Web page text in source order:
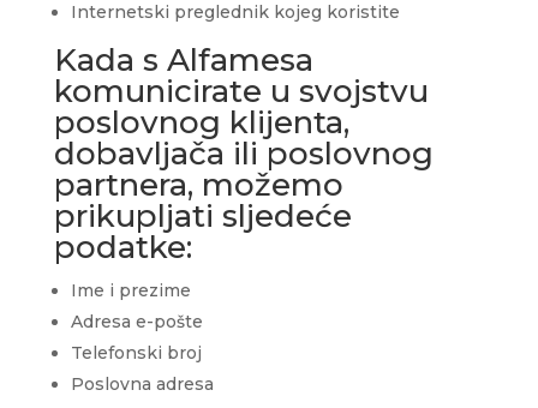
Internetski preglednik kojeg koristite
Kada s Alfamesa
komunicirate u svojstvu
poslovnog klijenta,
dobavljača ili poslovnog
partnera, možemo
prikupljati sljedeće
podatke:
Ime i prezime
Adresa e-pošte
Telefonski broj
Poslovna adresa